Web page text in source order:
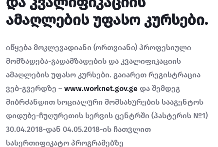
ამაღლების უფასო კურსები.
იწყება მოკლევადიანი (ორთვიანი) პროფესიული
მომზადება-გადამზადების და კვალიფიკაციის
ამაღლების უფასო კურსები. გაიარეთ რეგისტრაცია
ვებ-გვერდზე – www.worknet.gov.ge და შემდეგ
მიბრძანდით სოციალური მომსახურების სააგენტოს
დიდუბე-ჩუღურეთის სერვის ცენტრში (პასტერის №1)
30.04.2018-დან 04.05.2018-ის ჩათვლით
სასერთიფიკატო პროგრამებზე